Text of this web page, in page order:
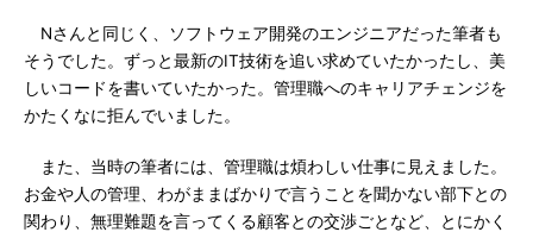
Nさんと同じく、ソフトウェア開発のエンジニアだった筆者も
そうでした。ずっと最新のIT技術を追い求めていたかったし、美
しいコードを書いていたかった。管理職へのキャリアチェンジを
かたくなに拒んでいました。
また、当時の筆者には、管理職は煩わしい仕事に見えました。
お金や人の管理、わがままばかりで言うことを聞かない部下との
関わり、無理難題を言ってくる顧客との交渉ごとなど、とにかく